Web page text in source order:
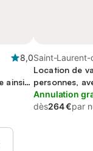
8,0
ainsi
Saint-Laurent-
Perpignan
Location de
personnes,
Jardin ainsi
Annulation
dès264 €par